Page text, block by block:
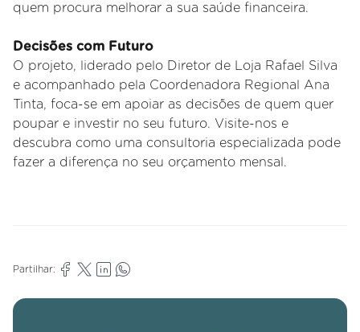
quem procura melhorar a sua saúde financeira.
Decisões com Futuro
O projeto, liderado pelo Diretor de Loja Rafael Silva
e acompanhado pela Coordenadora Regional Ana
Tinta, foca-se em apoiar as decisões de quem quer
poupar e investir no seu futuro. Visite-nos e
descubra como uma consultoria especializada pode
fazer a diferença no seu orçamento mensal.
Partilhar: